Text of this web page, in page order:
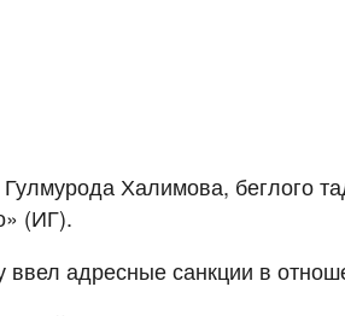
Халимова, беглого
(ИГ).
адресные санкции в